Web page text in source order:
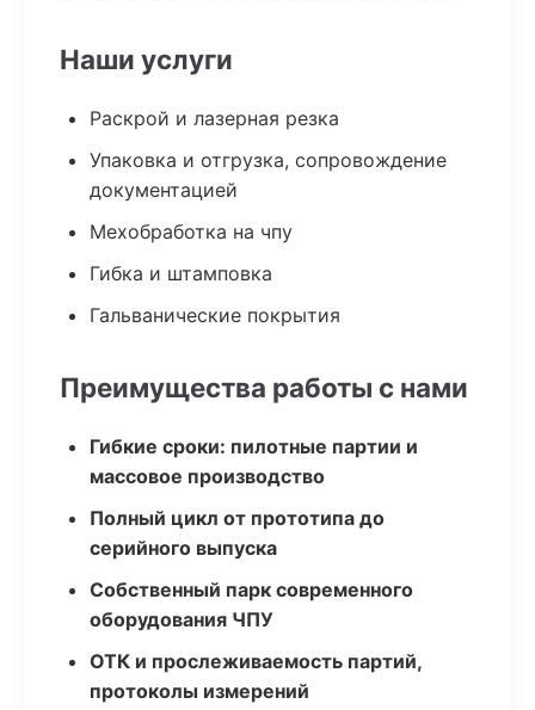
Наши услуги
Раскрой и лазерная резка
Упаковка и отгрузка, сопровождение
документацией
Мехобработка на чпу
Гибка и штамповка
Гальванические покрытия
Преимущества работы с нами
Гибкие сроки: пилотные партии и
массовое производство
Полный цикл от прототипа до
серийного выпуска
Собственный парк современного
оборудования ЧПУ
ОТК и прослеживаемость партий,
протоколы измерений